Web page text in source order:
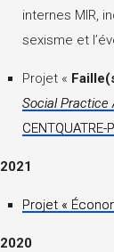
internes MIR,
sexisme et
Projet «
Social Practice
CENTQUATRE-
2021
Projet «
2020